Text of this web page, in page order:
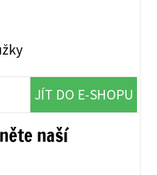
JÍT DO E-SHOPU
naší